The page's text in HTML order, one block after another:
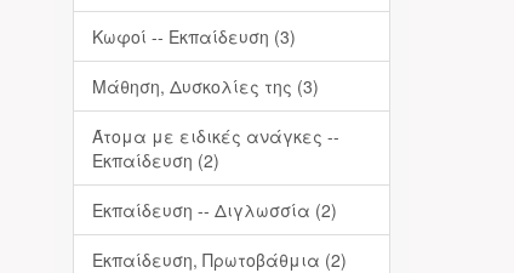
Κωφοί -- Εκπαίδευση (3)
Μάθηση, Δυσκολίες της (3)
Άτομα με ειδικές ανάγκες --
Εκπαίδευση (2)
Εκπαίδευση -- Διγλωσσία (2)
Εκπαίδευση, Πρωτοβάθμια (2)